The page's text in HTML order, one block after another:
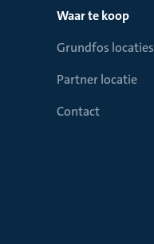
Waar te koop
Grundfos locaties
Partner locatie
Contact